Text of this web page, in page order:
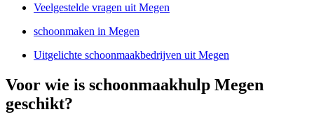
Veelgestelde vragen uit Megen
schoonmaken in Megen
Uitgelichte schoonmaakbedrijven uit Megen
Voor wie is schoonmaakhulp Megen
geschikt?